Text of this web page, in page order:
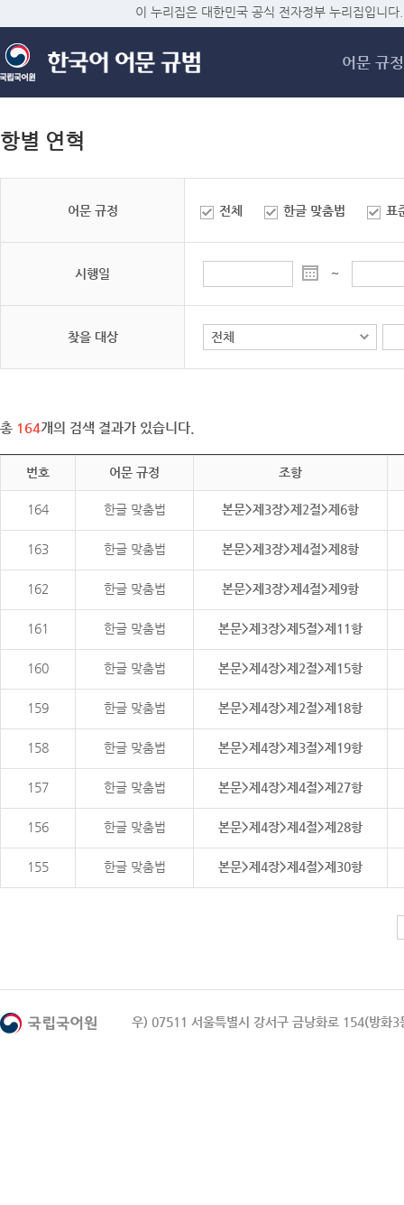
메
이 누리집은 대한민국 공식 전자정부 누리집입니다.
어문 규정
항별 연혁
어문 규정 전체 한글 맞춤법 표
시행일 ~
찾을 대상
총 164개의 검색 결과가 있습니다.
번호 어문 규정 조항
164 한글 맞춤법 본문>제3장>제2절>제6항
163 한글 맞춤법 본문>제3장>제4절>제8항
162 한글 맞춤법 본문>제3장>제4절>제9항
161 한글 맞춤법 본문>제3장>제5절>제11항
160 한글 맞춤법 본문>제4장>제2절>제15항
159 한글 맞춤법 본문>제4장>제2절>제18항
158 한글 맞춤법 본문>제4장>제3절>제19항
157 한글 맞춤법 본문>제4장>제4절>제27항
156 한글 맞춤법 본문>제4장>제4절>제28항
155 한글 맞춤법 본문>제4장>제4절>제30항
우) 07511 서울특별시 강서구 금낭화로 154(방화3